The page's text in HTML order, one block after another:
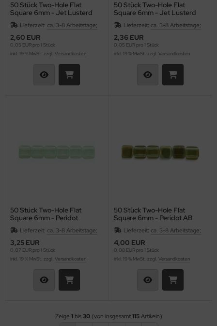
50 Stück Two-Hole Flat
Square 6mm - Jet Lusterd
Chocolate
Lieferzeit: ca. 3-8 Arbeitstage;
2,60 EUR
0,05 EUR pro 1 Stück
inkl. 19 % MwSt. zzgl. Versandkosten
50 Stück Two-Hole Flat
Square 6mm - Jet Lusterd
Green
Lieferzeit: ca. 3-8 Arbeitstage;
2,36 EUR
0,05 EUR pro 1 Stück
inkl. 19 % MwSt. zzgl. Versandkosten
50 Stück Two-Hole Flat
Square 6mm - Peridot
Lieferzeit: ca. 3-8 Arbeitstage;
3,25 EUR
0,07 EUR pro 1 Stück
inkl. 19 % MwSt. zzgl. Versandkosten
50 Stück Two-Hole Flat
Square 6mm - Peridot AB
Lieferzeit: ca. 3-8 Arbeitstage;
4,00 EUR
0,08 EUR pro 1 Stück
inkl. 19 % MwSt. zzgl. Versandkosten
Zeige 1bis 30(von insgesamt115Artikeln)